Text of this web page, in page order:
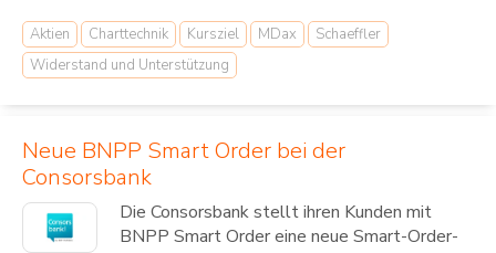
Aktien Charttechnik Kursziel MDax
Schaeffler
Widerstand und Unterstützung
Neue BNPP Smart Order bei der
Consorsbank
Die Consorsbank stellt ihren Kunden mit
BNPP Smart Order eine neue Smart-Order-